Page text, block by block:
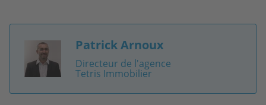
Image Patrick Arnoux
Directeur de l'agence
Tetris Immobilier